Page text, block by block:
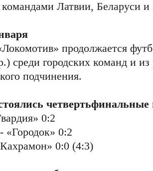
командами Латвии, Беларуси и
продолжается
среди городских команд и из
подчинения.
четвертьфинальные
0:2
«Городок» 0:2
0:0 (4:3)